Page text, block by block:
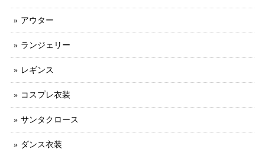
アウター
ランジェリー
レギンス
コスプレ衣装
サンタクロース
ダンス衣装